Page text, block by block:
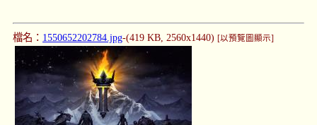
檔名： 1550652202784.jpg-(419 KB, 2560x1440) [以預覽圖顯示]